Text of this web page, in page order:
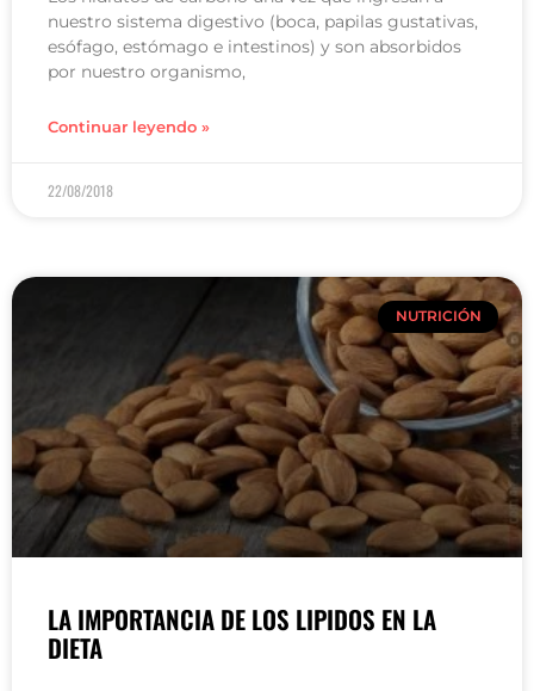
nuestro sistema digestivo (boca, papilas gustativas,
esófago, estómago e intestinos) y son absorbidos
por nuestro organismo,
Continuar leyendo »
22/08/2018
NUTRICIÓN
LA IMPORTANCIA DE LOS LIPIDOS EN LA
DIETA